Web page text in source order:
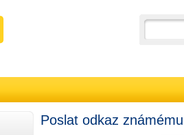
Poslat odkaz známému